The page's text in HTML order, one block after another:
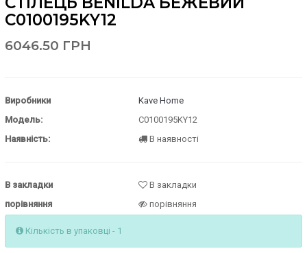
C0100195KY12
6046.50 ГРН
Виробники
Kave Home
Модель:
C0100195KY12
Наявність:
В наявності
В закладки
В закладки
порівняння
порівняння
Кількість в упаковці - 1